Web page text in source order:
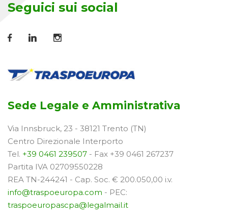
Seguici sui social
Sede Legale e Amministrativa
Via Innsbruck, 23 - 38121 Trento (TN)
Centro Direzionale Interporto
Tel. +39 0461 239507 - Fax +39 0461 267237
Partita IVA 02709550228
REA TN-244241 - Cap. Soc. € 200.050,00 i.v.
info@traspoeuropa.com - PEC:
traspoeuropascpa@legalmail.it